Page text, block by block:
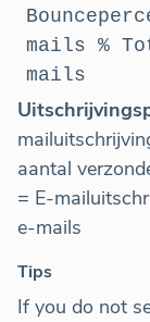
mails %
mails
aantal
= E-
e-mails
Tips
If you do not